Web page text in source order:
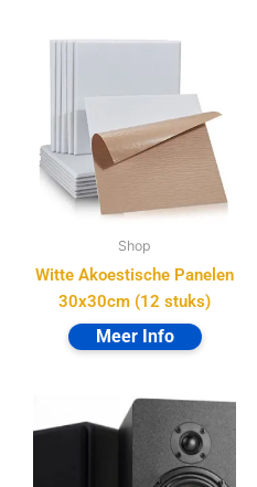
Shop
Witte Akoestische Panelen
30x30cm (12 stuks)